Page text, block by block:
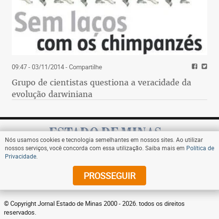
09:47 - 03/11/2014- Compartilhe
Grupo de cientistas questiona a veracidade da
evolução darwiniana
Assine
© Copyright Jornal Estado de Minas 2000 - 2026. todos os direitos
reservados.
Nós usamos cookies e tecnologia semelhantes em nossos sites. Ao utilizar
nossos serviços, você concorda com essa utilização. Saiba mais em Política de
Privacidade
PROSSEGUIR